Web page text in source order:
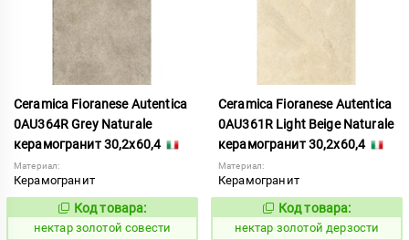
Ceramica Fioranese Autentica
0AU364R Grey Naturale
керамогранит 30,2x60,4
Материал:
Керамогранит
1129148
Код товара:
нектар золотой совести
Ceramica Fioranese Autentica
0AU361R Light Beige Naturale
керамогранит 30,2x60,4
Материал:
Керамогранит
1129145
Код товара:
нектар золотой дерзости